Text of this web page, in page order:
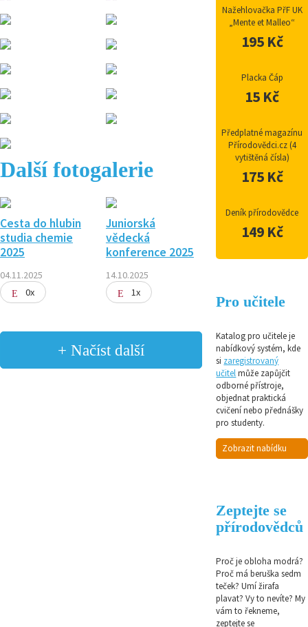
Další fotogalerie
Cesta do hlubin
studia chemie
2025
04.11.2025
0x
Juniorská
vědecká
konference 2025
14.10.2025
1x
+ Načíst další
Nažehlovačka PřF UK
„Mente et Malleo“
195 Kč
Placka Čáp
15 Kč
Předplatné magazínu
Přírodovědci.cz (4
vytištěná čísla)
175 Kč
Deník přírodovědce
149 Kč
Pro učitele
Katalog pro učitele je
nabídkový systém, kde
si zaregistrovaný
učitelmůže zapůjčit
odborné přístroje,
objednat praktická
cvičení nebo přednášky
pro studenty.
Zobrazit nabídku
Zeptejte se
přírodovědců
Proč je obloha modrá?
Proč má beruška sedm
teček? Umí žirafa
plavat? Vy to nevíte? My
vám to řekneme,
zeptejte se